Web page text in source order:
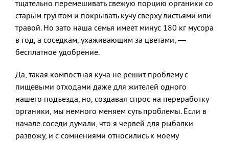
тщательно перемешивать свежую порцию органики со
старым грунтом и покрывать кучу сверху листьями или
травой. Но зато наша семья имеет минус 180 кг мусора
в год, а соседкам, ухаживающим за цветами, —
бесплатное удобрение.
Да, такая компостная куча не решит проблему с
пищевыми отходами даже для жителей одного
нашего подъезда, но, создавая спрос на переработку
органики, мы немного меняем суть проблемы. Если в
начале соседи думали, что я червей для рыбалки
развожу, и с сомнениями относились к моему